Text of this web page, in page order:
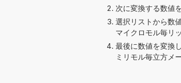
次に変換する数値
選択リストから数
マイクロモル毎リ
最後に数値を変換
ミリモル毎立方メ